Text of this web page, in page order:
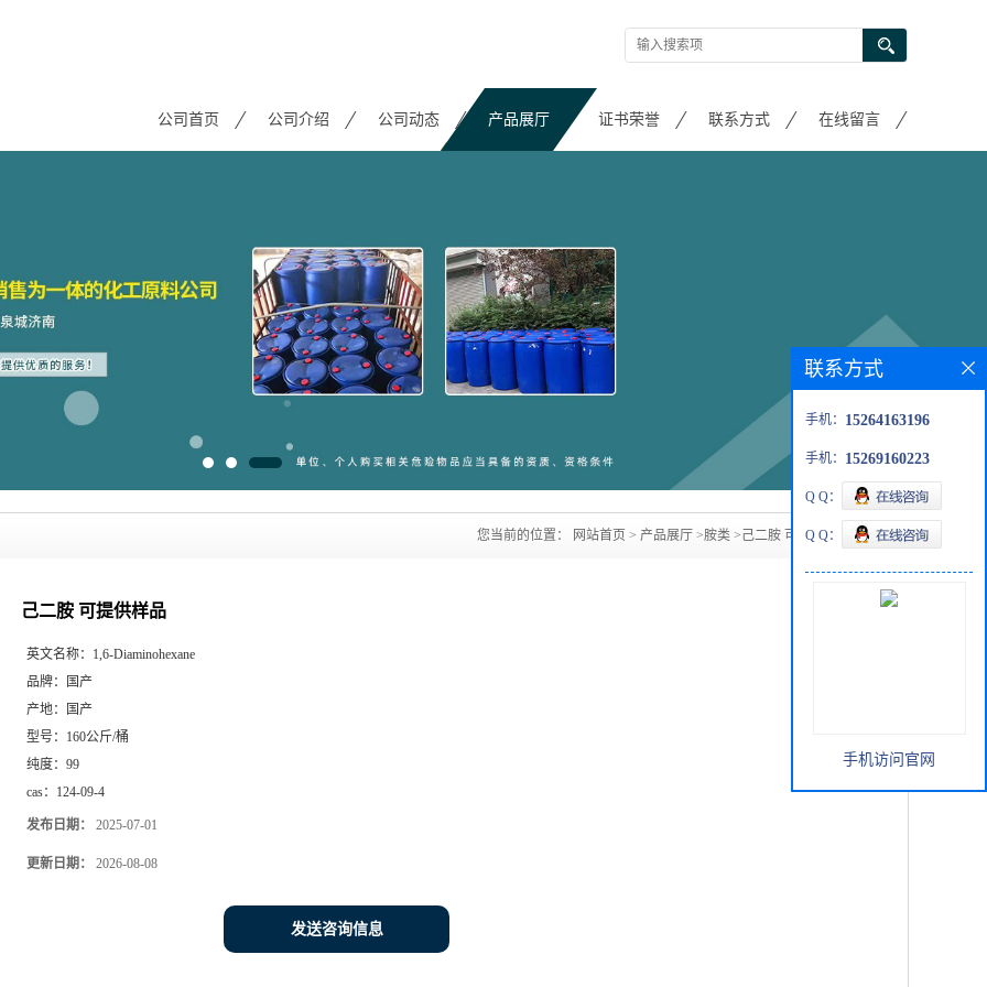
公司首页 公司介绍 公司动态 产品展厅 证书荣誉 联系方式 在线留言
您当前的位置： 网站首页 > 产品展厅 >胺类 >己二胺 可提供样品
己二胺 可提供样品
英文名称： 1,6-Diaminohexane
品牌：
国产
产地：
国产
型号： 160公斤/桶
纯度： 99
cas： 124-09-4
发布日期： 2025-07-01
更新日期： 2026-08-08
发送咨询信息
联系方式
手机： 15264163196
手机： 15269160223
Q Q：
Q Q：
手机访问官网